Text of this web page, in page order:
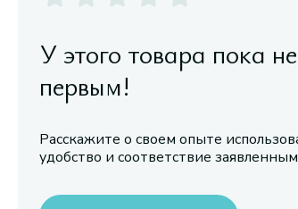
У этого товара пока
первым!
Расскажите о своем опыте
удобство и соответствие